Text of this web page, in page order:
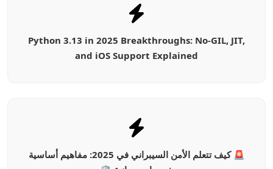
Python 3.13 in 2025 Breakthroughs: No-GIL, JIT,
and iOS Support Explained
🚨 كيف تتعلم الأمن السيبراني في 2025: مفاهيم أساسية